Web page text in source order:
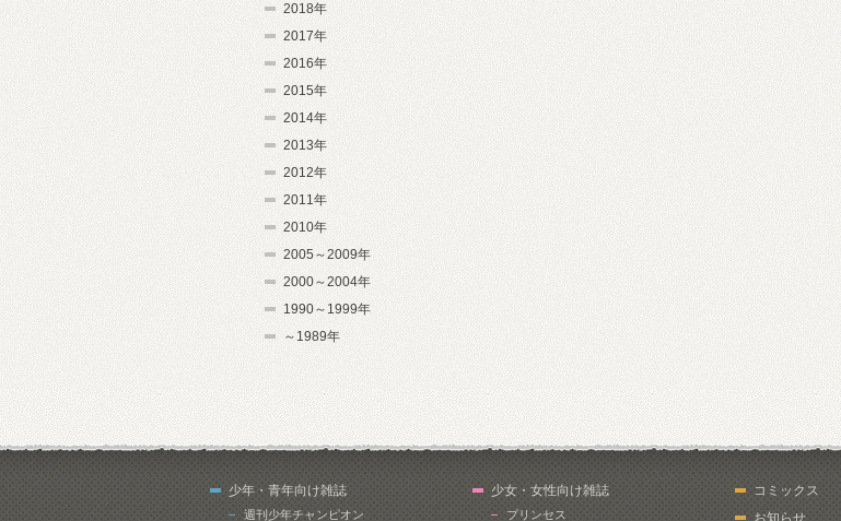
2018年
2017年
2016年
2015年
2014年
2013年
2012年
2011年
2010年
2005～2009年
2000～2004年
1990～1999年
～1989年
少年・青年向け雑誌
週刊少年チャンピオン
少女・女性向け雑誌
プリンセス
コミックス
お知らせ